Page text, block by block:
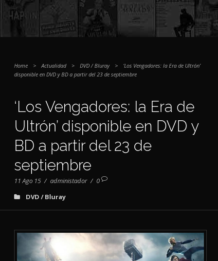
Home > Actualidad > DVD / Bluray >
‘Los Vengadores: la Era de Ultrón’
disponible en DVD y BD a partir del 23 de septiembre
‘Los Vengadores: la Era de
Ultrón’ disponible en DVD y
BD a partir del 23 de
septiembre
11 Ago 15 / administador / 0
DVD / Bluray